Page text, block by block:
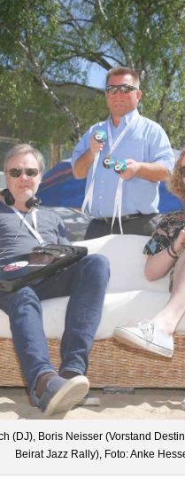
(DJ), Boris Neis­ser (Vor­stand
Bei­rat Jazz Rally), Foto: Anke